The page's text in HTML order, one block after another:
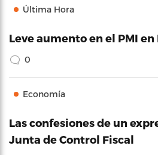
Última Hora
Leve aumento en el PMI
0
Economía
Las confesiones de un
Junta de Control Fiscal